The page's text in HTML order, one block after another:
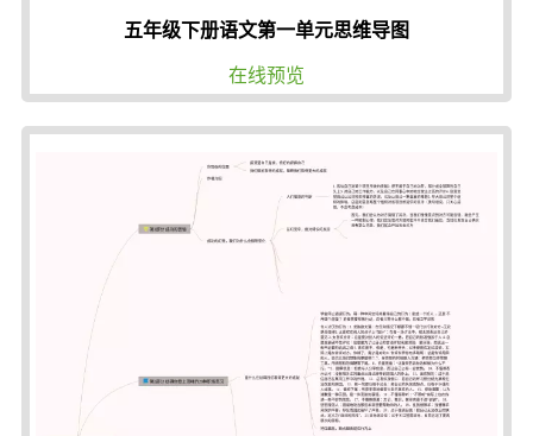
五年级下册语文第一单元思维导图
在线预览